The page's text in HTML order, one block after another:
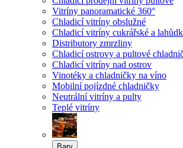
Vitríny panoramatické 360°
Chladicí vitríny obslužné
Chladicí vitríny cukrářské a
Distributory zmrzliny
Chladicí ostrovy a pultové
Chladicí vitríny nad ostrov
Vinotéky a chladničky na víno
Mobilní pojízdné chladničky
Neutrální vitríny a pulty
Teplé vitríny